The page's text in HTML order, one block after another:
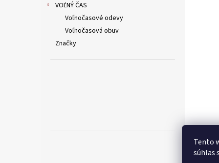
Tento
súhlas
VOĽNÝ ČAS
Voľnočasové odevy
Voľnočasová obuv
Značky